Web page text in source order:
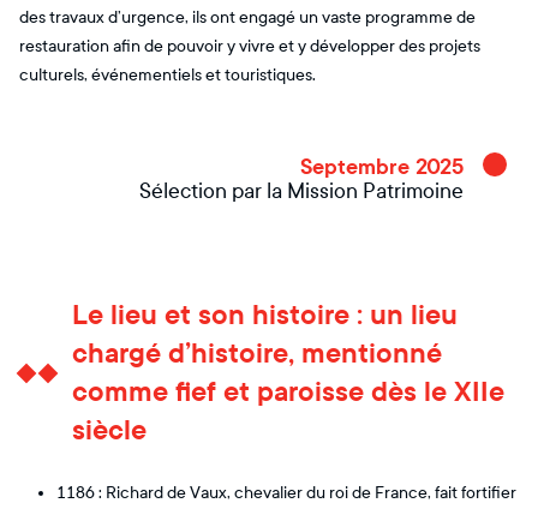
des travaux d’urgence, ils ont engagé un vaste programme de
restauration afin de pouvoir y vivre et y développer des projets
culturels, événementiels et touristiques.
Septembre 2025
Sélection par la Mission Patrimoine
Le lieu et son histoire : un lieu
chargé d’histoire, mentionné
comme fief et paroisse dès le XIIe
siècle
1186 : Richard de Vaux, chevalier du roi de France, fait fortifier